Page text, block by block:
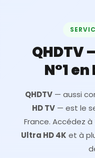
QHDTV
N°1
QHDTV — aussi
HD TV— est le
France. Accédez à
Ultra HD 4K et à